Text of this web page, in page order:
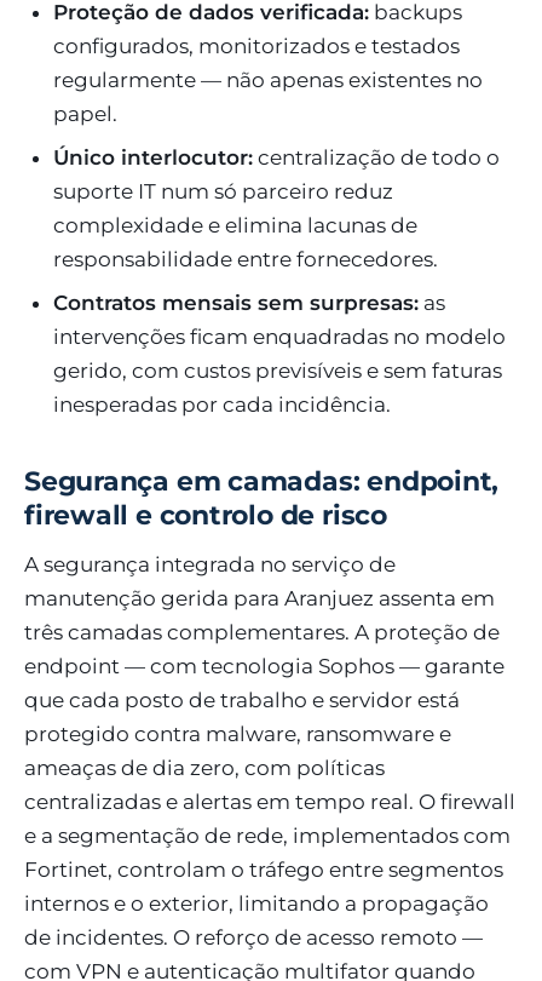
Proteção de dados verificada: backups
configurados, monitorizados e testados
regularmente — não apenas existentes no
papel.
Único interlocutor: centralização de todo o
suporte IT num só parceiro reduz
complexidade e elimina lacunas de
responsabilidade entre fornecedores.
Contratos mensais sem surpresas: as
intervenções ficam enquadradas no modelo
gerido, com custos previsíveis e sem faturas
inesperadas por cada incidência.
Segurança em camadas: endpoint,
firewall e controlo de risco
A segurança integrada no serviço de
manutenção gerida para Aranjuez assenta em
três camadas complementares. A proteção de
endpoint — com tecnologia Sophos — garante
que cada posto de trabalho e servidor está
protegido contra malware, ransomware e
ameaças de dia zero, com políticas
centralizadas e alertas em tempo real. O firewall
e a segmentação de rede, implementados com
Fortinet, controlam o tráfego entre segmentos
internos e o exterior, limitando a propagação
de incidentes. O reforço de acesso remoto —
com VPN e autenticação multifator quando